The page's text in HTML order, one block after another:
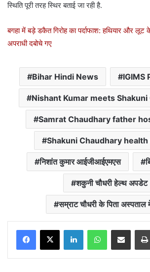
स्थिति पूरी तरह स्थिर बताई जा रही है.
बगहा में बड़े डकैत गिरोह का पर्दाफाश: हथियार और
अपराधी दबोचे गए
Bihar Hindi News IGIMS
Nishant Kumar meets
Samrat Chaudhary father
Shakuni Chaudhary
निशांत कुमार आईजीआईएमएस
शकुनी चौधरी हेल्थ अपडेट
सम्राट चौधरी के पिता अस्पताल